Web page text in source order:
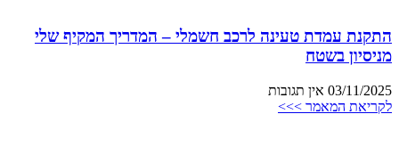
התקנת עמדת טעינה לרכב חשמלי – המדריך המקיף שלי
מניסיון בשטח
03/11/2025 אין תגובות
לקריאת המאמר >>>